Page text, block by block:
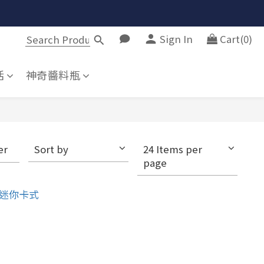
Sign In Cart(0)
神奇醬料瓶
Sort by
24 Items per
page